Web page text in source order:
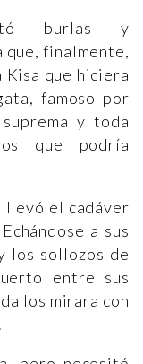
burlas y
finalmente,
Kisa que hiciera
famoso por
y toda
que podría
llevó el cadáver
a sus
los sollozos de
entre sus
los mirara con